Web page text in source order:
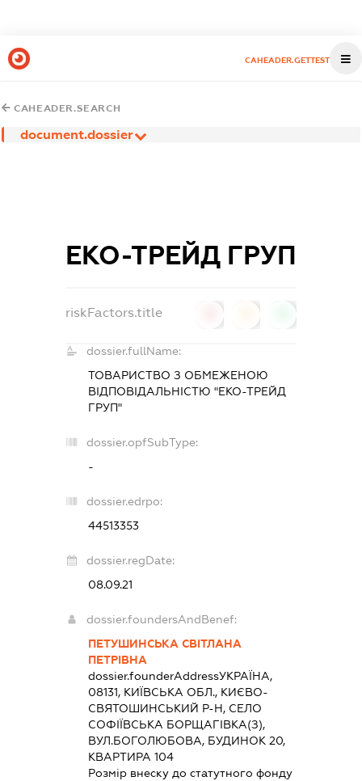
CAHEADER.GETTEST
CAHEADER.SEARCH
document.dossier
ЕКО-ТРЕЙД ГРУП
riskFactors.title
dossier.fullName:
ТОВАРИСТВО З ОБМЕЖЕНОЮ
ВІДПОВІДАЛЬНІСТЮ "ЕКО-ТРЕЙД
ГРУП"
dossier.opfSubType:
-
dossier.edrpo:
44513353
dossier.regDate:
08.09.21
dossier.foundersAndBenef:
ПЕТУШИНСЬКА СВІТЛАНА
ПЕТРІВНА
dossier.founderAddressУКРАЇНА,
08131, КИЇВСЬКА ОБЛ., КИЄВО-
СВЯТОШИНСЬКИЙ Р-Н, СЕЛО
СОФІЇВСЬКА БОРЩАГІВКА(З),
ВУЛ.БОГОЛЮБОВА, БУДИНОК 20,
КВАРТИРА 104
Розмір внеску до статутного фонду